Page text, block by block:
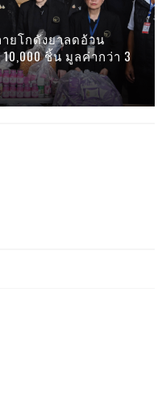
ยโกดังยาลดอ้วน
ชิ้น มูลค่ากว่า 3